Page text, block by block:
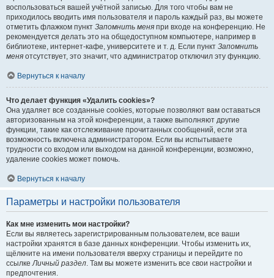
воспользоваться вашей учётной записью. Для того чтобы вам не
приходилось вводить имя пользователя и пароль каждый раз, вы можете
отметить флажком пункт Запомнить меня при входе на конференцию. Не
рекомендуется делать это на общедоступном компьютере, например в
библиотеке, интернет-кафе, университете и т. д. Если пункт Запомнить
меня отсутствует, это значит, что администратор отключил эту функцию.
Вернуться к началу
Что делает функция «Удалить cookies»?
Она удаляет все созданные cookies, которые позволяют вам оставаться
авторизованным на этой конференции, а также выполняют другие
функции, такие как отслеживание прочитанных сообщений, если эта
возможность включена администратором. Если вы испытываете
трудности со входом или выходом на данной конференции, возможно,
удаление cookies может помочь.
Вернуться к началу
Параметры и настройки пользователя
Как мне изменить мои настройки?
Если вы являетесь зарегистрированным пользователем, все ваши
настройки хранятся в базе данных конференции. Чтобы изменить их,
щёлкните на имени пользователя вверху страницы и перейдите по
ссылкеЛичный раздел. Там вы можете изменить все свои настройки и
предпочтения.